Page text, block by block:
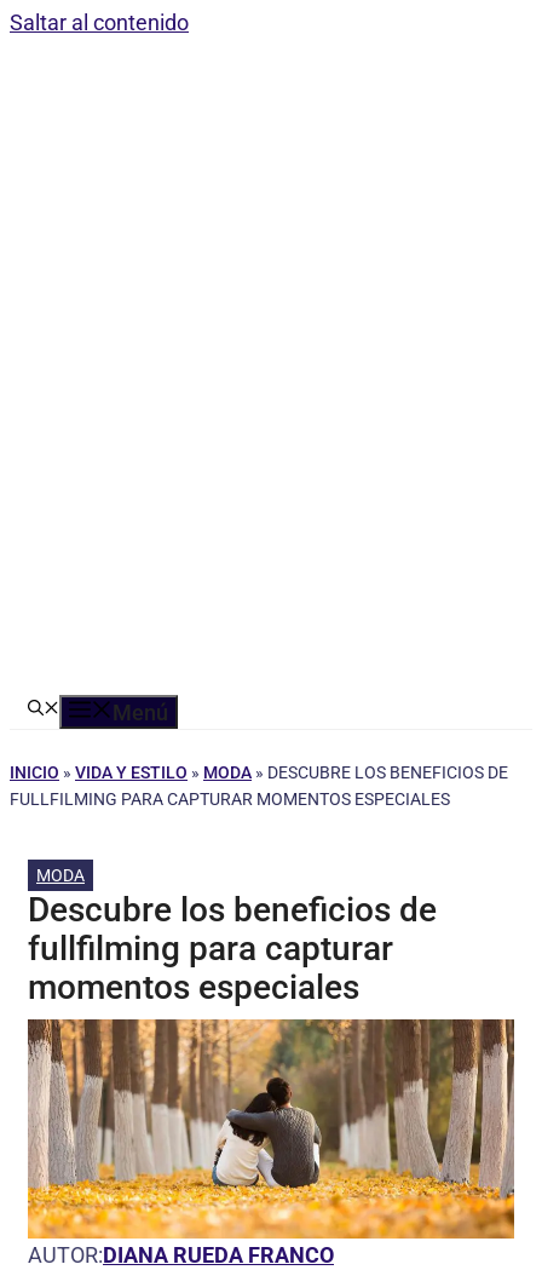
Saltar al contenido
Menú
INICIO » VIDA Y ESTILO » MODA » DESCUBRE LOS BENEFICIOS DE
FULLFILMING PARA CAPTURAR MOMENTOS ESPECIALES
MODA
Descubre los beneficios de
fullfilming para capturar
momentos especiales
AUTOR:DIANA RUEDA FRANCO